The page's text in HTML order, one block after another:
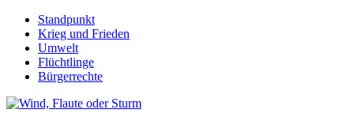
Skip
content
Standpunkt
Krieg und Frieden
Umwelt
Flüchtlinge
Bürgerrechte